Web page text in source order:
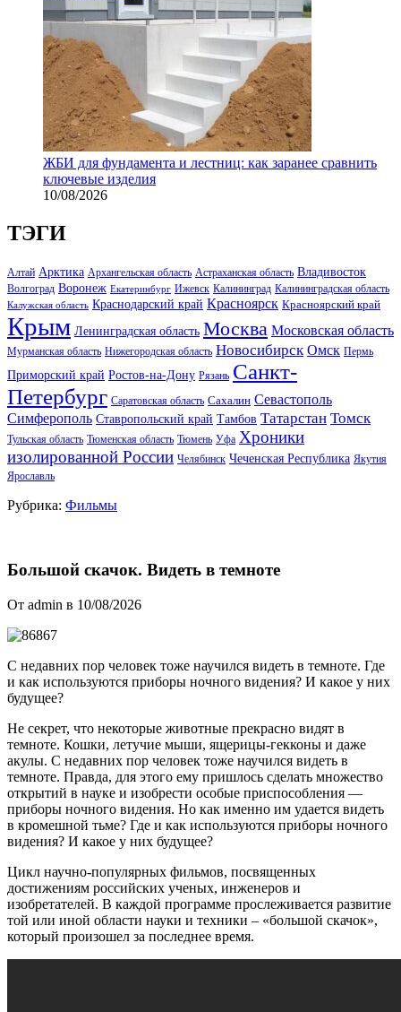
ЖБИ для фундамента и лестниц: как заранее сравнить
ключевые изделия
10/08/2026
ТЭГИ
Алтай Арктика Архангельская область Астраханская область Владивосток
Волгоград Воронеж Екатеринбург Ижевск Калининград Калининградская область
Калужская область Краснодарский край Красноярск Красноярский край
Крым Ленинградская область Москва Московская область
Мурманская область Нижегородская область Новосибирск Омск Пермь
Приморский край Ростов-на-Дону Рязань Санкт-
Петербург Саратовская область Сахалин Севастополь
Симферополь Ставропольский край Тамбов Татарстан Томск
Тульская область Тюменская область Тюмень Уфа Хроники
изолированной России Челябинск Чеченская Республика Якутия
Ярославль
Рубрика: Фильмы
Большой скачок. Видеть в темноте
От admin в 10/08/2026
С недавних пор человек тоже научился видеть в темноте. Где
и как используются приборы ночного видения? И какое у них
будущее?
Не секрет, что некоторые животные прекрасно видят в
темноте. Кошки, летучие мыши, ящерицы-гекконы и даже
акулы. С недавних пор человек тоже научился видеть в
темноте. Правда, для этого ему пришлось сделать множество
открытий в науке и изобрести особые приспособления —
приборы ночного видения. Но как именно им удается видеть
в кромешной тьме? Где и как используются приборы ночного
видения? И какое у них будущее?
Цикл научно-популярных фильмов, посвященных
достижениям российских ученых, инженеров и
изобретателей. В каждой программе прослеживается развитие
той или иной области науки и техники – «большой скачок»,
который произошел за последнее время.